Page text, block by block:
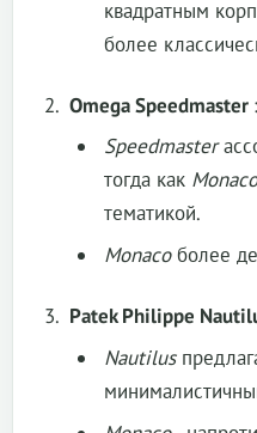
квадратным
более
Omega Speedmaster :
Speedmaster
тогда как
тематикой.
Monacoболее
Patek Philippe
Nautilus